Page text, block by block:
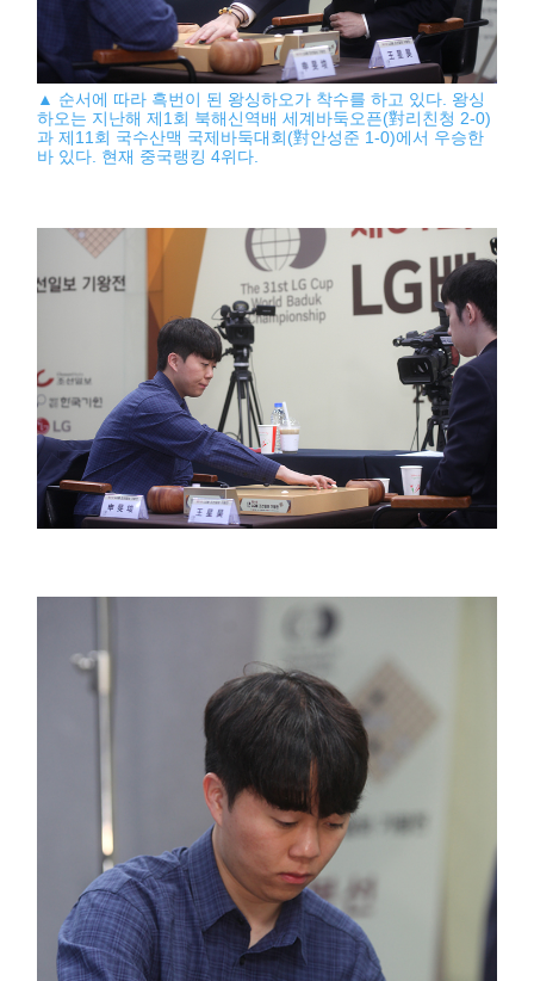
▲ 순서에 따라 흑번이 된 왕싱하오가 착수를 하고 있다. 왕싱
하오는 지난해 제1회 북해신역배 세계바둑오픈(對리친청 2-0)
과 제11회 국수산맥 국제바둑대회(對안성준 1-0)에서 우승한
바 있다. 현재 중국랭킹 4위다.